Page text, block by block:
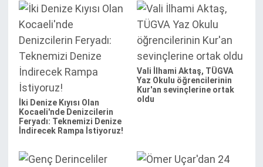
İki Denize Kıyısı Olan
Kocaeli'nde Denizcilerin
Feryadı: Teknemizi Denize
İndirecek Rampa İstiyoruz!
Vali İlhami Aktaş, TÜGVA
Yaz Okulu öğrencilerinin
Kur'an sevinçlerine ortak
oldu